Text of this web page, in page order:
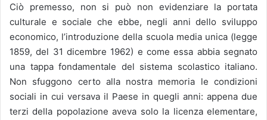
Ciò premesso, non si può non evidenziare la portata
culturale e sociale che ebbe, negli anni dello sviluppo
economico, l’introduzione della scuola media unica (legge
1859, del 31 dicembre 1962) e come essa abbia segnato
una tappa fondamentale del sistema scolastico italiano.
Non sfuggono certo alla nostra memoria le condizioni
sociali in cui versava il Paese in quegli anni: appena due
terzi della popolazione aveva solo la licenza elementare,